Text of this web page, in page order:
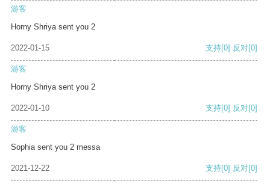
游客
Horny Shriya sent you 2
2022-01-15 支持[0] 反对[0]
游客
Horny Shriya sent you 2
2022-01-10 支持[0] 反对[0]
游客
Sophia sent you 2 messa
2021-12-22 支持[0] 反对[0]